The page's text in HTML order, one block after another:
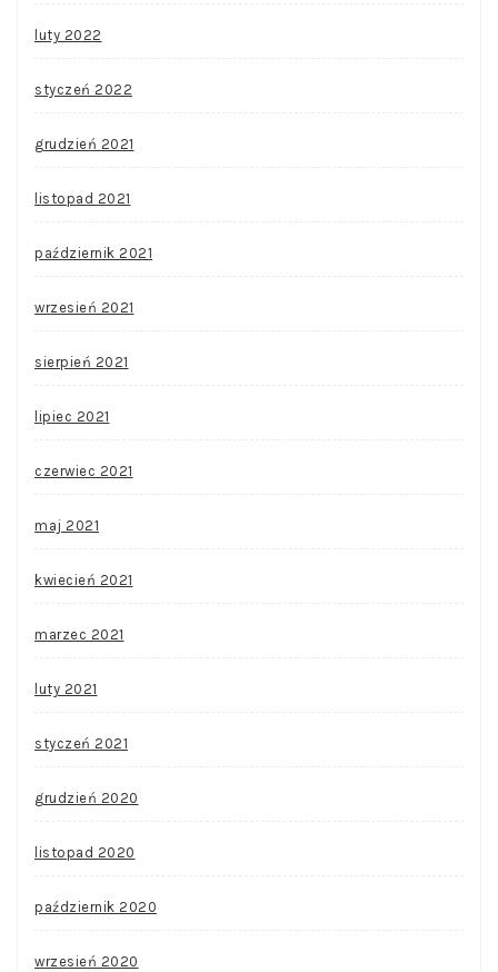
luty 2022
styczeń 2022
grudzień 2021
listopad 2021
październik 2021
wrzesień 2021
sierpień 2021
lipiec 2021
czerwiec 2021
maj 2021
kwiecień 2021
marzec 2021
luty 2021
styczeń 2021
grudzień 2020
listopad 2020
październik 2020
wrzesień 2020